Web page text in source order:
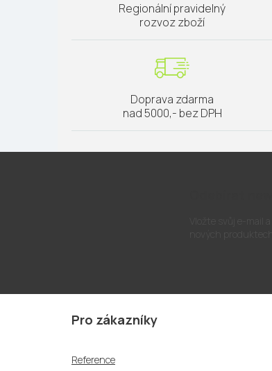
Regionální pravidelný
rozvoz zboží
Doprava zdarma
nad 5000,- bez DPH
Z
Pro zákazníky
Reference